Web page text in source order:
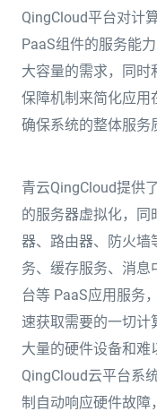
QingCloud平台对计
PaaS组件的服务能
大容量的需求，同时
保障机制来简化应用
确保系统的整体服务
青云QingCloud提供
的服务器虚拟化，
器、路由器、防火墙
务、缓存服务、消
台等 PaaS应用服务
速获取需要的一切计
大量的硬件设备和难
QingCloud云平台系
制自动响应硬件故障